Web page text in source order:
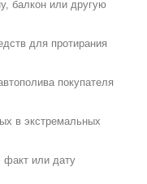
балкон или другую
для протирания
покупателя
в экстремальных
факт или дату